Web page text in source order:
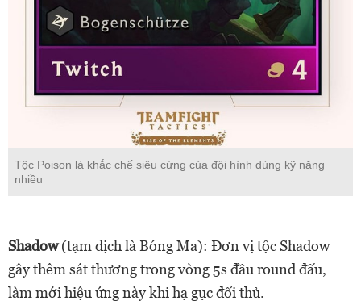
Tộc Poison là khắc chế siêu cứng của đội hình dùng kỹ năng
nhiều
Shadow(tạm dịch là Bóng Ma): Đơn vị tộc Shadow
gây thêm sát thương trong vòng 5s đầu round đấu,
làm mới hiệu ứng này khi hạ gục đối thủ.